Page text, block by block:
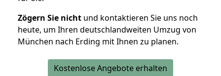
Zögern Sie nicht und kontaktieren Sie uns noch
heute, um Ihren deutschlandweiten Umzug von
München nach Erding mit Ihnen zu planen.
Kostenlose Angebote erhalten